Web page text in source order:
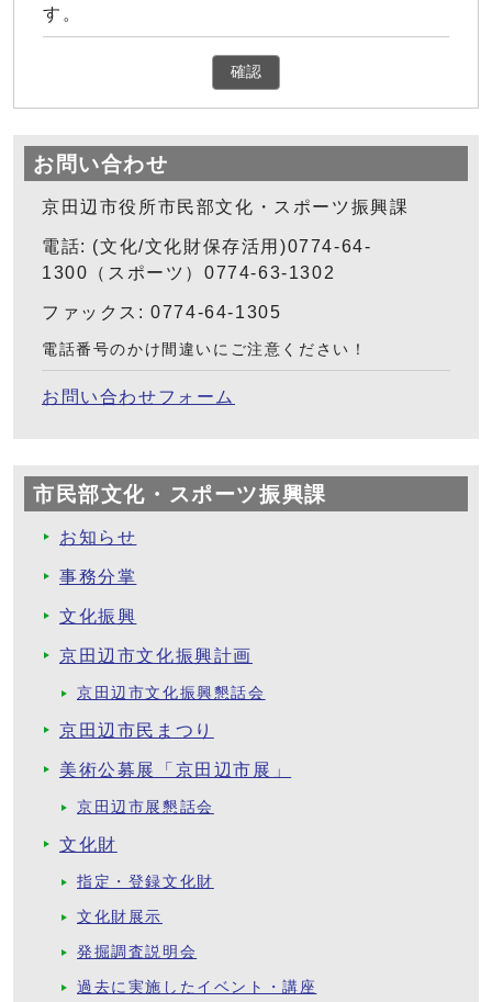
す。
確認
お問い合わせ
京田辺市役所市民部文化・スポーツ振興課
電話: (文化/文化財保存活用)0774-64-
1300（スポーツ）0774-63-1302
ファックス: 0774-64-1305
電話番号のかけ間違いにご注意ください！
お問い合わせフォーム
市民部文化・スポーツ振興課
お知らせ
事務分掌
文化振興
京田辺市文化振興計画
京田辺市文化振興懇話会
京田辺市民まつり
美術公募展「京田辺市展」
京田辺市展懇話会
文化財
指定・登録文化財
文化財展示
発掘調査説明会
過去に実施したイベント・講座